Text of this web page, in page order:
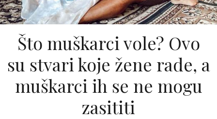
Što muškarci vole? Ovo
su stvari koje žene rade, a
muškarci ih se ne mogu
zasititi